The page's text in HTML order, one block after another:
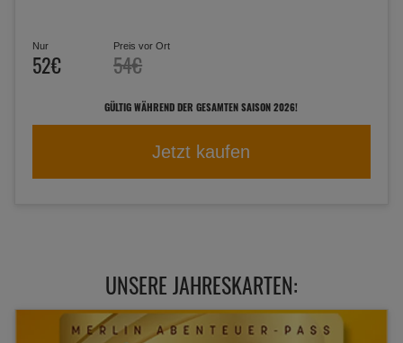
Nur
52€
Preis vor Ort
54€
GÜLTIG WÄHREND DER GESAMTEN SAISON 2026!
Jetzt kaufen
UNSERE JAHRESKARTEN: